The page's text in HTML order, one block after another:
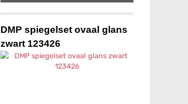
DMP spiegelset ovaal glans
zwart 123426